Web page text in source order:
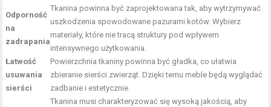
Odporność
na
zadrapania
Tkanina powinna być zaprojektowana tak, aby wytrzymywać
uszkodzenia spowodowane pazurami kotów. Wybierz
materiały, które nie tracą struktury pod wpływem
intensywnego użytkowania.
Łatwość
usuwania
sierści
Powierzchnia tkaniny powinna być gładka, co ułatwia
zbieranie sierści zwierząt. Dzięki temu meble będą wyglądać
zadbanie i estetycznie.
Tkanina musi charakteryzować się wysoką jakością, aby